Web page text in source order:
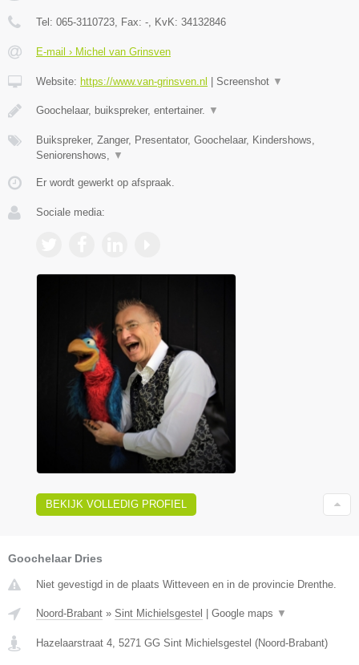
Tel: 065-3110723, Fax: -, KvK: 34132846
E-mail › Michel van Grinsven
Website: https://www.van-grinsven.nl Screenshot ▼
Goochelaar, buikspreker, entertainer. ▼
Buikspreker, Zanger, Presentator, Goochelaar, Kindershows,
Seniorenshows, ▼
Er wordt gewerkt op afspraak.
Sociale media:
BEKIJK VOLLEDIG PROFIEL
Goochelaar Dries
Niet gevestigd in de plaats Witteveen en in de provincie Drenthe.
Noord-Brabant » Sint Michielsgestel Google maps ▼
Hazelaarstraat 4, 5271 GG Sint Michielsgestel (Noord-Brabant)